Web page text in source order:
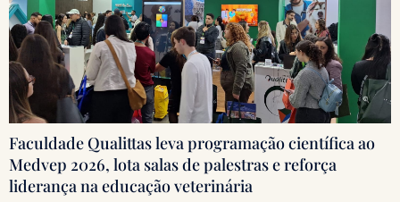
Faculdade Qualittas leva programação científica ao
Medvep 2026, lota salas de palestras e reforça
liderança na educação veterinária